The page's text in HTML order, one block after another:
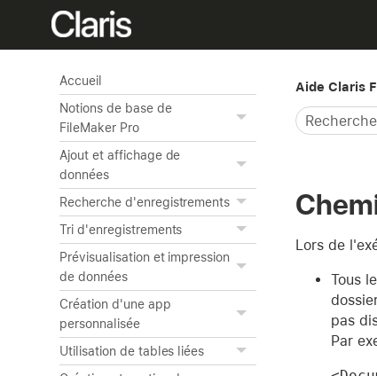
Accueil
Notions de base de
FileMaker Pro
Ajout et affichage de
données
Recherche d'enregistrements
Tri d'enregistrements
Prévisualisation et impression
de données
Création d'une app
personnalisée
Utilisation de tables liées
Aide Claris
Lors de
Tous
pas
Par